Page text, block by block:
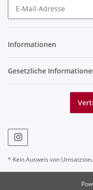
Informationen
Gesetzliche
* Kein Ausweis von